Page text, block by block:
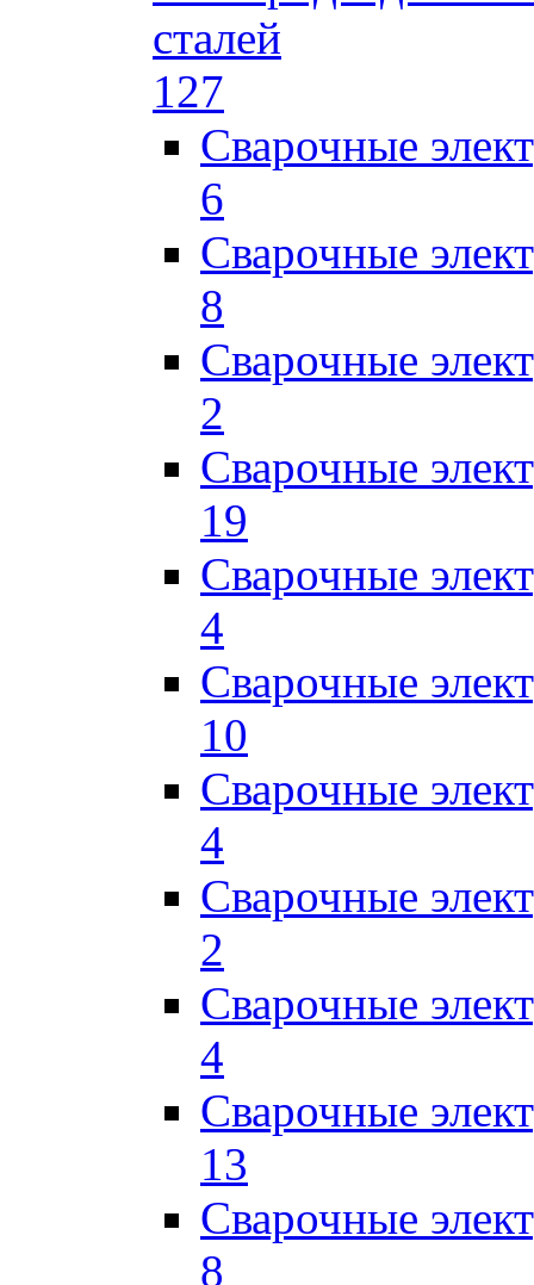
сталей
127
Сварочные
6
Сварочные
8
Сварочные
2
Сварочные
19
Сварочные
4
Сварочные
10
Сварочные
4
Сварочные
2
Сварочные
4
Сварочные
13
Сварочные
8